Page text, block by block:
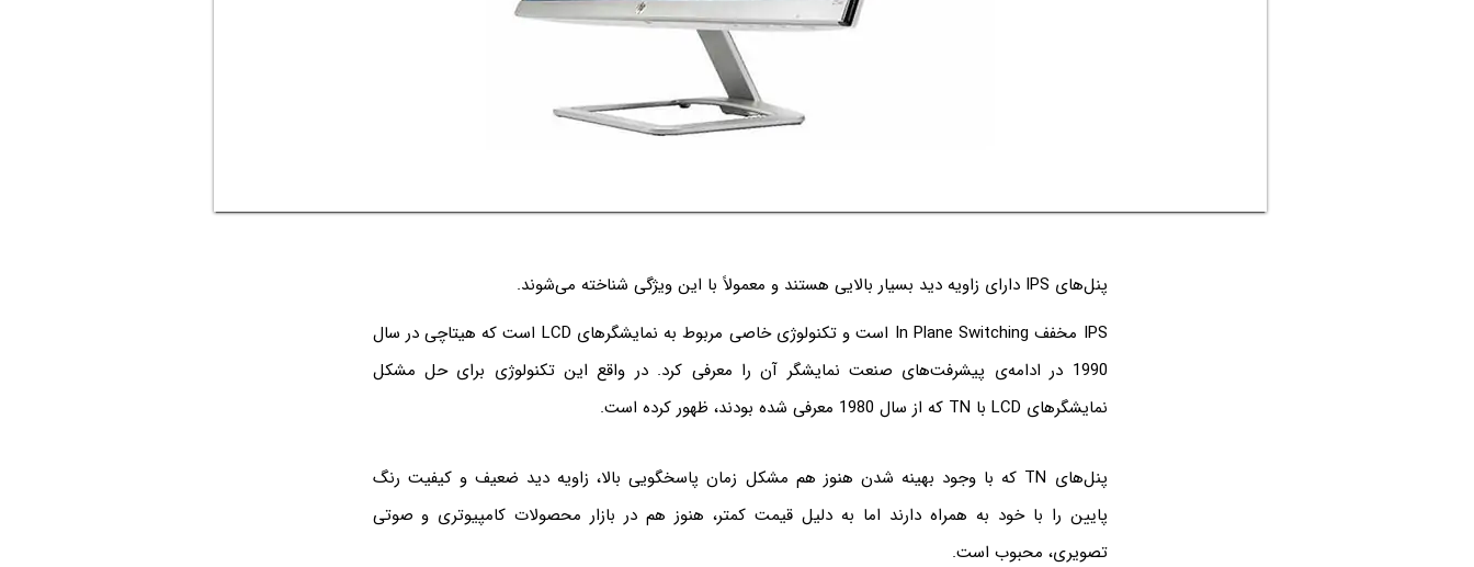
پنل‌های IPS دارای زاویه دید بسیار بالایی هستند و معمولاً با این ویژگی شناخته می‌شوند.
IPS مخفف In Plane Switching است و تکنولوژی خاصی مربوط به نمایشگرهای LCD است که هیتاچی در سال
1990 در ادامه‌ی پیشرفت‌های صنعت نمایشگر آن را معرفی کرد. در واقع این تکنولوژی برای حل مشکل
نمایشگرهای LCD با TN که از سال 1980 معرفی شده بودند، ظهور کرده است.
پنل‌های TN که با وجود بهینه شدن هنوز هم مشکل زمان پاسخگویی بالا، زاویه دید ضعیف و کیفیت رنگ
پایین را با خود به همراه دارند اما به دلیل قیمت کمتر، هنوز هم در بازار محصولات کامپیوتری و صوتی
تصویری، محبوب است.